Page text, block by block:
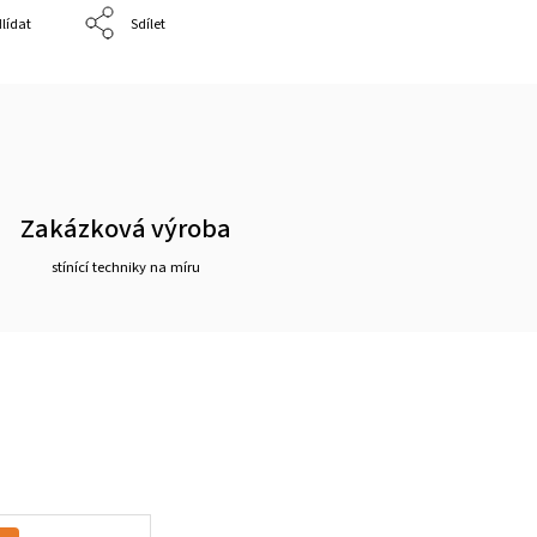
Sdílet
Zakázková výroba
stínící techniky na míru